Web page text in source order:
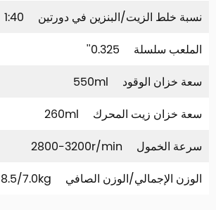
نسبة خلط الزيت/البنزين في دورتين
1:40
الملعب سلسلة
0.325''
سعة خزان الوقود
550ml
سعة خزان زيت المحرك
260ml
سرعة الخمول
2800-3200r/min
الوزن الإجمالي/الوزن الصافي
8.5/7.0kg